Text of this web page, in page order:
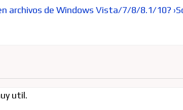
archivos de Windows Vista/7/8/8.1/10?
util.